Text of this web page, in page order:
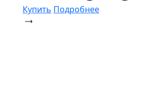
Купить Подробнее